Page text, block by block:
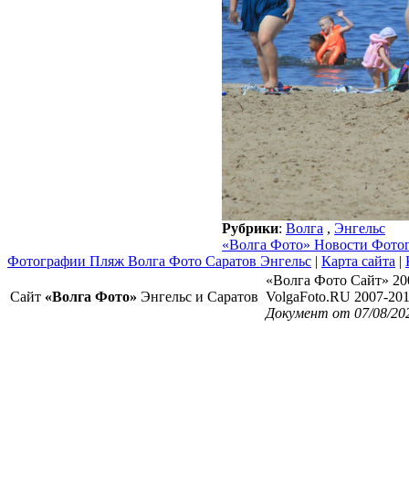
Рубрики: Волга , Энгельс
«Волга Фото» Новости
Фотографии Пляж Волга Фото Саратов Энгельс | Карта сайта |
Сайт «Волга Фото» Энгельс и Саратов
«Волга Фото Сайт»
VolgaFoto.RU 2007-
Документ от 07/08/